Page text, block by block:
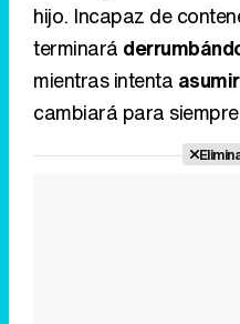
hijo. Incapaz de
terminará
mientras intenta
cambiará para